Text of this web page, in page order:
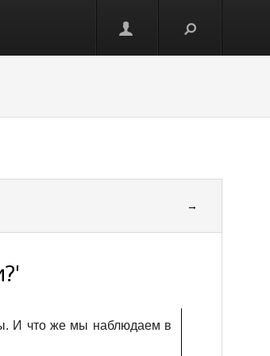
→
И что же мы наблюдаем в